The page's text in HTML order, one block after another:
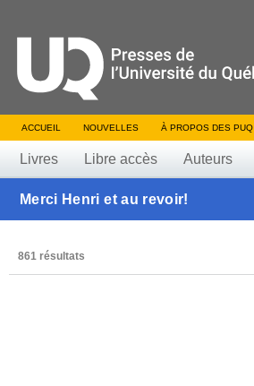
ACCUEIL NOUVELLES À PROPOS DES PUQ
Livres Libre accès Auteurs
Merci Henri et au revoir!
861 résultats